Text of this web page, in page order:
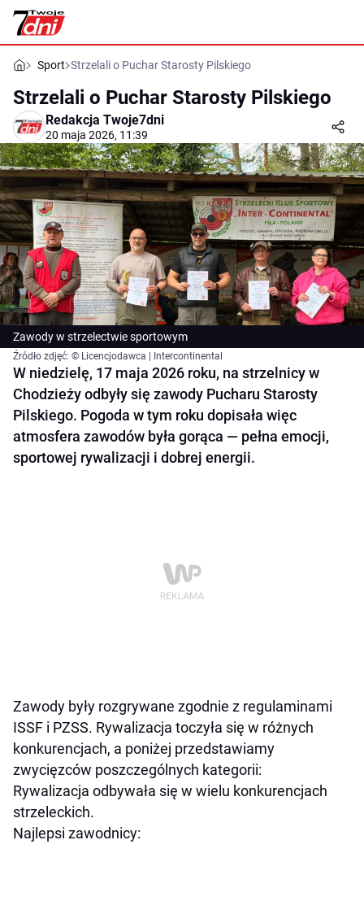
Sport Strzelali o Puchar Starosty Pilskiego
Strzelali o Puchar Starosty Pilskiego
Redakcja Twoje7dni
20 maja 2026, 11:39
Zawody w strzelectwie sportowym
Źródło zdjęć: © Licencjodawca | Intercontinental
W niedzielę, 17 maja 2026 roku, na strzelnicy w
Chodzieży odbyły się zawody Pucharu Starosty
Pilskiego. Pogoda w tym roku dopisała więc
atmosfera zawodów była gorąca — pełna emocji,
sportowej rywalizacji i dobrej energii.
Zawody były rozgrywane zgodnie z regulaminami
ISSF i PZSS. Rywalizacja toczyła się w różnych
konkurencjach, a poniżej przedstawiamy
zwycięzców poszczególnych kategorii:
Rywalizacja odbywała się w wielu konkurencjach
strzeleckich.
Najlepsi zawodnicy: